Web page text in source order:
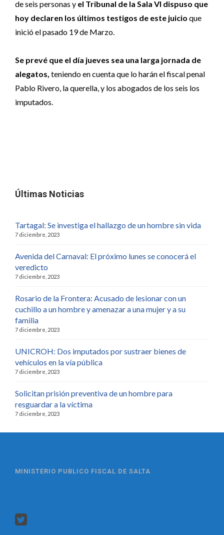
de seis personas y el Tribunal de la Sala VI dispuso que
hoy declaren los últimos testigos de este juicio que
inició el pasado 19 de Marzo.
Se prevé que el día jueves sea una larga jornada de
alegatos, teniendo en cuenta que lo harán el fiscal penal
Pablo Rivero, la querella, y los abogados de los seis los
imputados.
Últimas Noticias
Tartagal: Se investiga el hallazgo de un hombre sin vida
7 diciembre, 2023
Avenida del Carnaval: El próximo lunes se conocerá el
veredicto
7 diciembre, 2023
Rosario de la Frontera: Acusado de lesionar con un
cuchillo a un hombre y amenazar a una mujer y a su
familia
7 diciembre, 2023
UNICROH: Dos imputados por sustraer bienes de
vehículos en la vía pública
7 diciembre, 2023
Solicitan prisión preventiva de un hombre para
resguardar a la víctima
7 diciembre, 2023
MINISTERIO PUBLICO FISCAL DE SALTA